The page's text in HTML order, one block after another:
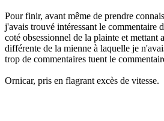
Pour finir, avant même de prendre
j'avais trouvé intéressant le commentaire
coté obsessionnel de la plainte et mettant
différente de la mienne à laquelle je
trop de commentaires tuent le
Ornicar, pris en flagrant excès de vitesse.